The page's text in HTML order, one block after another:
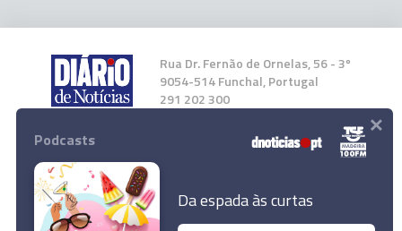
Rua Dr. Fernão de Ornelas, 56 - 3º
9054-514 Funchal, Portugal
291 202 300
Instale a nossa App
Podcasts
Da espada às curtas
×